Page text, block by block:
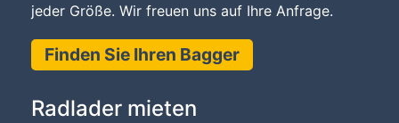
jeder Größe. Wir freuen uns auf Ihre Anfrage.
Finden Sie Ihren Bagger
Radlader mieten